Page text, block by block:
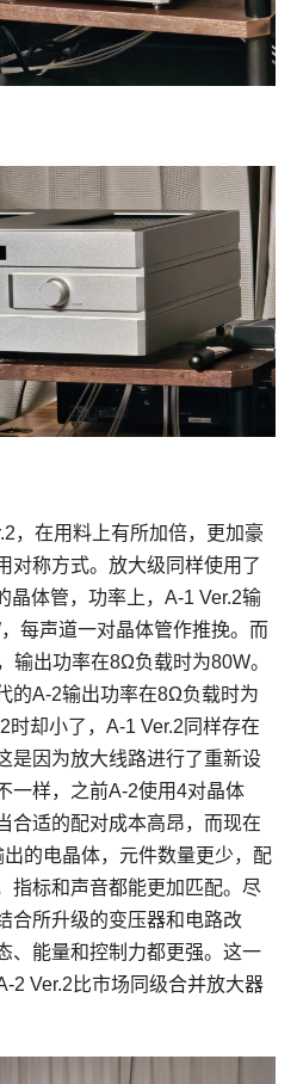
，在用料上有所加倍，更加豪
对称方式。放大级同样使用了
晶体管，功率上，A-1 Ver.2输
每声道一对晶体管作推挽。而
输出功率在8Ω负载时为80W。
的A-2输出功率在8Ω负载时为
时却小了，A-1 Ver.2同样存在
是因为放大线路进行了重新设
一样，之前A-2使用4对晶体
合适的配对成本高昂，而现在
的电晶体，元件数量更少，配
指标和声音都能更加匹配。尽
合所升级的变压器和电路改
、能量和控制力都更强。这一
2 Ver.2比市场同级合并放大器